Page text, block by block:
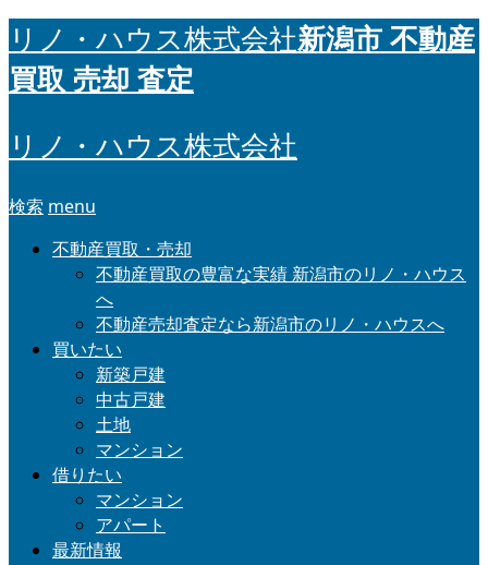
リノ・ハウス株式会社新潟市 不動産
買取 売却 査定
リノ・ハウス株式会社
検索 menu
不動産買取・売却
不動産買取の豊富な実績 新潟市のリノ・ハウス
へ
不動産売却査定なら新潟市のリノ・ハウスへ
買いたい
新築戸建
中古戸建
土地
マンション
借りたい
マンション
アパート
最新情報